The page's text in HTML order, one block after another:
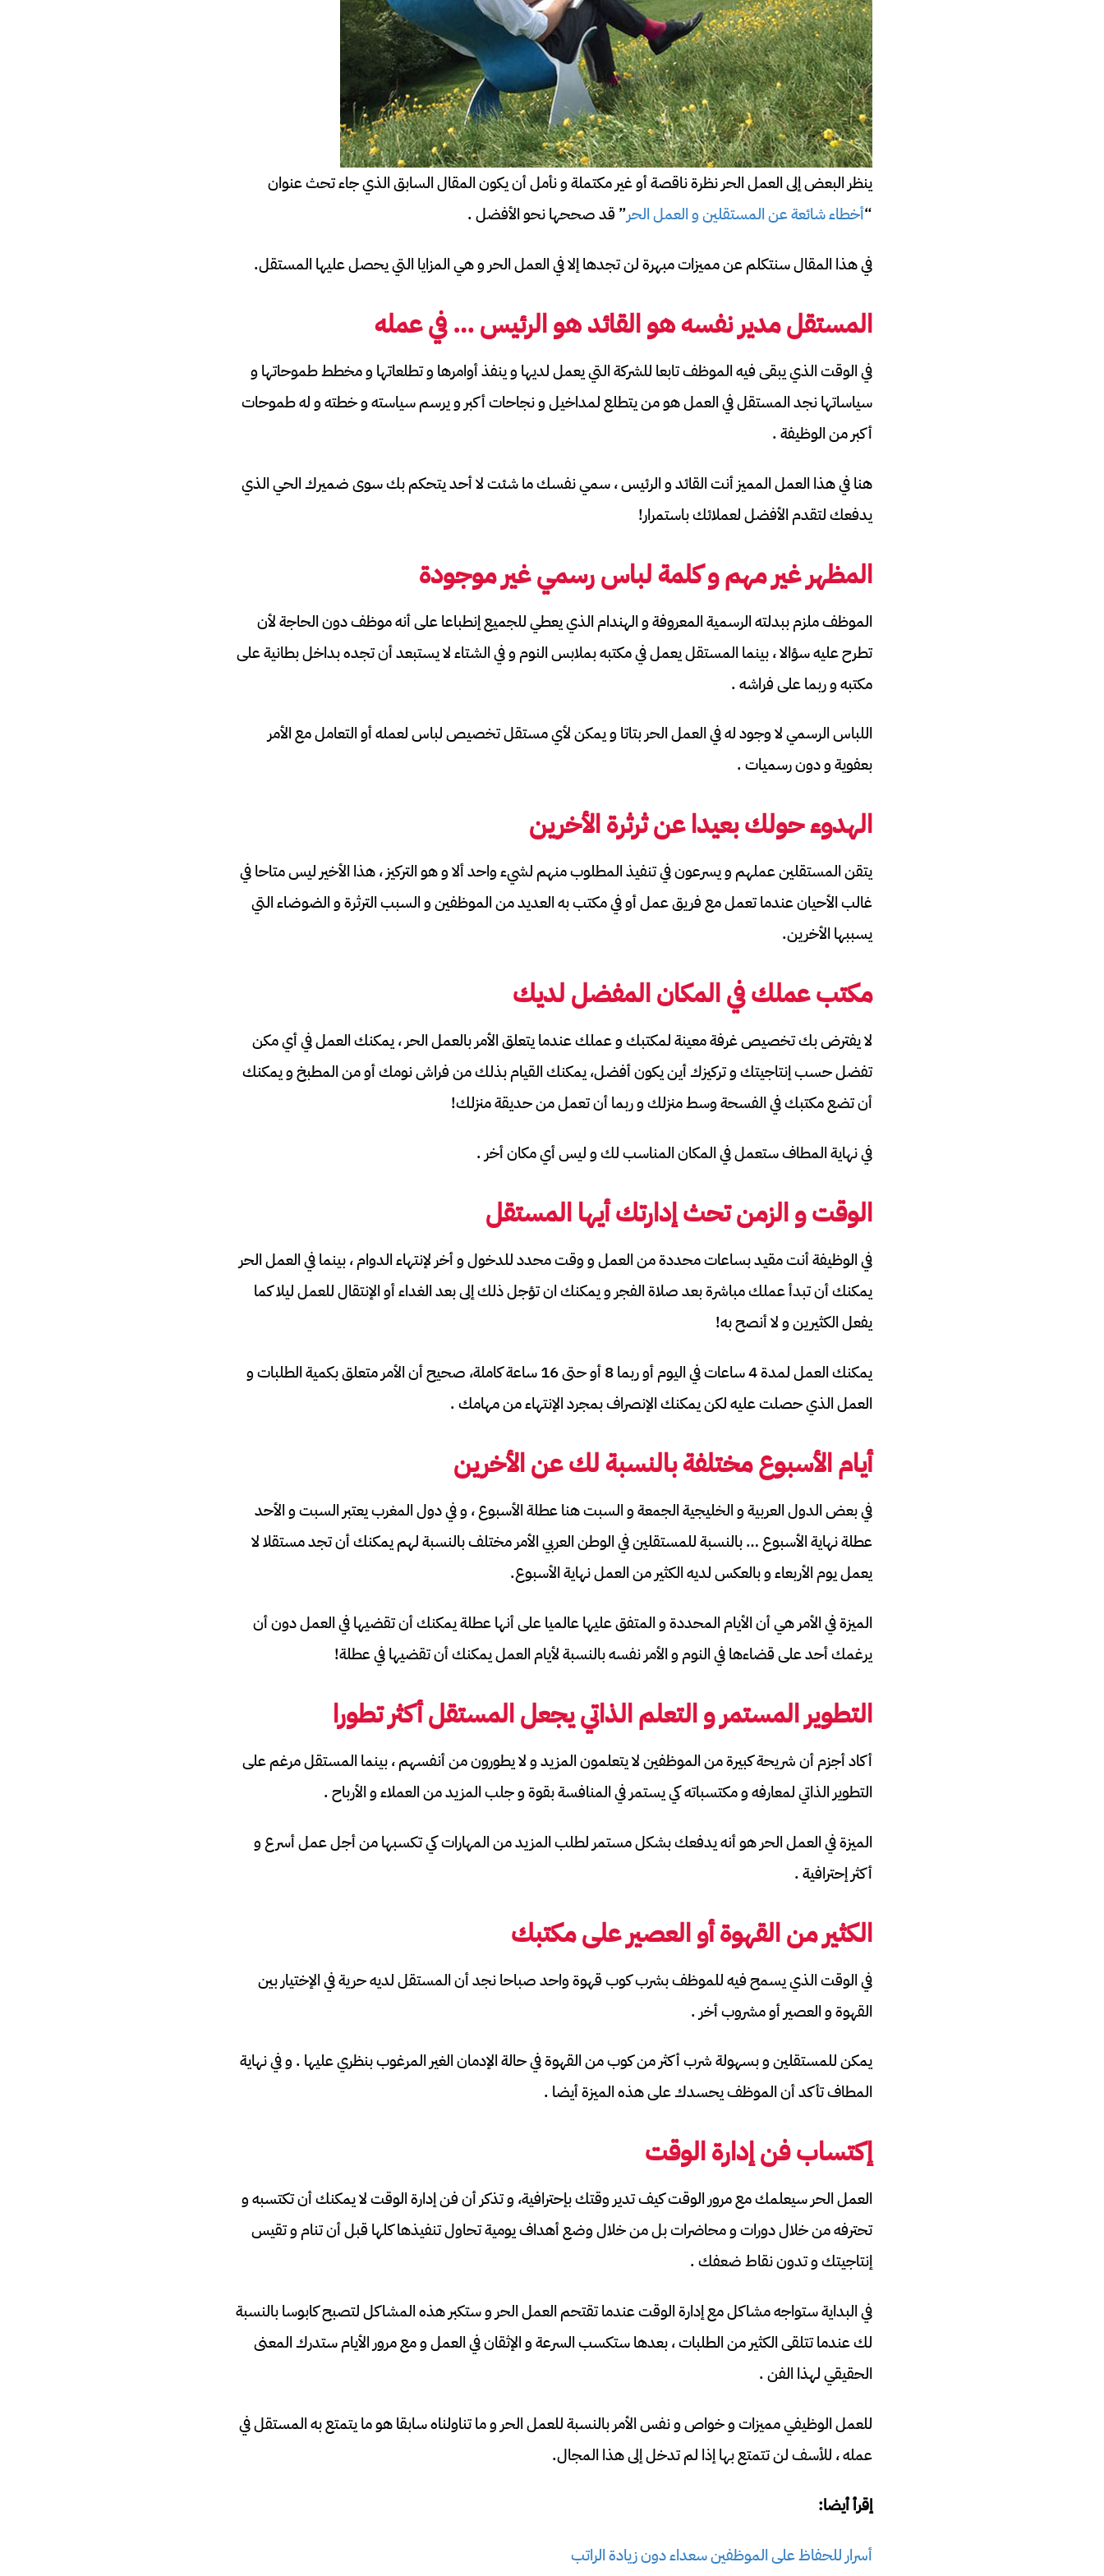
ينظر البعض إلى العمل الحر نظرة ناقصة أو غير مكتملة و نأمل أن يكون المقال السابق الذي جاء تحث عنوان
“أخطاء شائعة عن المستقلين و العمل الحر” قد صححها نحو الأفضل .
في هذا المقال سنتكلم عن مميزات مبهرة لن تجدها إلا في العمل الحر و هي المزايا التي يحصل عليها المستقل.
المستقل مدير نفسه هو القائد هو الرئيس … في عمله
في الوقت الذي يبقى فيه الموظف تابعا للشركة التي يعمل لديها و ينفذ أوامرها و تطلعاتها و مخطط طموحاتها و
سياساتها نجد المستقل في العمل هو من يتطلع لمداخيل و نجاحات أكبر و يرسم سياسته و خطته و له طموحات
أكبر من الوظيفة .
هنا في هذا العمل المميز أنت القائد و الرئيس ، سمي نفسك ما شئت لا أحد يتحكم بك سوى ضميرك الحي الذي
يدفعك لتقدم الأفضل لعملائك باستمرار!
المظهر غير مهم و كلمة لباس رسمي غير موجودة
الموظف ملزم ببدلته الرسمية المعروفة و الهندام الذي يعطي للجميع إنطباعا على أنه موظف دون الحاجة لأن
تطرح عليه سؤالا ، بينما المستقل يعمل في مكتبه بملابس النوم و في الشتاء لا يستبعد أن تجده بداخل بطانية على
مكتبه و ربما على فراشه .
اللباس الرسمي لا وجود له في العمل الحر بتاتا و يمكن لأي مستقل تخصيص لباس لعمله أو التعامل مع الأمر
بعفوية و دون رسميات .
الهدوء حولك بعيدا عن ثرثرة الأخرين
يتقن المستقلين عملهم و يسرعون في تنفيذ المطلوب منهم لشيء واحد ألا و هو التركيز ، هذا الأخير ليس متاحا في
غالب الأحيان عندما تعمل مع فريق عمل أو في مكتب به العديد من الموظفين و السبب الترثرة و الضوضاء التي
يسببها الأخرين.
مكتب عملك في المكان المفضل لديك
لا يفترض بك تخصيص غرفة معينة لمكتبك و عملك عندما يتعلق الأمر بالعمل الحر ، يمكنك العمل في أي مكن
تفضل حسب إنتاجيتك و تركيزك أين يكون أفضل، يمكنك القيام بذلك من فراش نومك أو من المطبخ و يمكنك
أن تضع مكتبك في الفسحة وسط منزلك و ربما أن تعمل من حديقة منزلك!
في نهاية المطاف ستعمل في المكان المناسب لك و ليس أي مكان أخر .
الوقت و الزمن تحث إدارتك أيها المستقل
في الوظيفة أنت مقيد بساعات محددة من العمل و وقت محدد للدخول و أخر لإنتهاء الدوام ، بينما في العمل الحر
يمكنك أن تبدأ عملك مباشرة بعد صلاة الفجر و يمكنك ان تؤجل ذلك إلى بعد الغداء أو الإنتقال للعمل ليلا كما
يفعل الكثيرين و لا أنصح به!
يمكنك العمل لمدة 4 ساعات في اليوم أو ربما 8 أو حتى 16 ساعة كاملة، صحيح أن الأمر متعلق بكمية الطلبات و
العمل الذي حصلت عليه لكن يمكنك الإنصراف بمجرد الإنتهاء من مهامك .
أيام الأسبوع مختلفة بالنسبة لك عن الأخرين
في بعض الدول العربية و الخليجية الجمعة و السبت هنا عطلة الأسبوع ، و في دول المغرب يعتبر السبت و الأحد
عطلة نهاية الأسبوع … بالنسبة للمستقلين في الوطن العربي الأمر مختلف بالنسبة لهم يمكنك أن تجد مستقلا لا
يعمل يوم الأربعاء و بالعكس لديه الكثير من العمل نهاية الأسبوع.
الميزة في الأمر هي أن الأيام المحددة و المتفق عليها عالميا على أنها عطلة يمكنك أن تقضيها في العمل دون أن
يرغمك أحد على قضاءها في النوم و الأمر نفسه بالنسبة لأيام العمل يمكنك أن تقضيها في عطلة!
التطوير المستمر و التعلم الذاتي يجعل المستقل أكثر تطورا
أكاد أجزم أن شريحة كبيرة من الموظفين لا يتعلمون المزيد و لا يطورون من أنفسهم ، بينما المستقل مرغم على
التطوير الذاتي لمعارفه و مكتسباته كي يستمر في المنافسة بقوة و جلب المزيد من العملاء و الأرباح .
الميزة في العمل الحر هو أنه يدفعك بشكل مستمر لطلب المزيد من المهارات كي تكسبها من أجل عمل أسرع و
أكثر إحترافية .
الكثير من القهوة أو العصير على مكتبك
في الوقت الذي يسمح فيه للموظف بشرب كوب قهوة واحد صباحا نجد أن المستقل لديه حرية في الإختيار بين
القهوة و العصير أو مشروب أخر .
يمكن للمستقلين و بسهولة شرب أكثر من كوب من القهوة في حالة الإدمان الغير المرغوب بنظري عليها . و في نهاية
المطاف تأكد أن الموظف يحسدك على هذه الميزة أيضا .
إكتساب فن إدارة الوقت
العمل الحر سيعلمك مع مرور الوقت كيف تدير وقتك بإحترافية، و تذكر أن فن إدارة الوقت لا يمكنك أن تكتسبه و
تحترفه من خلال دورات و محاضرات بل من خلال وضع أهداف يومية تحاول تنفيذها كلها قبل أن تنام و تقيس
إنتاجيتك و تدون نقاط ضعفك .
في البداية ستواجه مشاكل مع إدارة الوقت عندما تقتحم العمل الحر و ستكبر هذه المشاكل لتصبح كابوسا بالنسبة
لك عندما تتلقى الكثير من الطلبات ، بعدها ستكسب السرعة و الإثقان في العمل و مع مرور الأيام ستدرك المعنى
الحقيقي لهذا الفن .
للعمل الوظيفي مميزات و خواص و نفس الأمر بالنسبة للعمل الحر و ما تناولناه سابقا هو ما يتمتع به المستقل في
عمله ، للأسف لن تتمتع بها إذا لم تدخل إلى هذا المجال.
إقرأ أيضا:
أسرار للحفاظ على الموظفين سعداء دون زيادة الراتب